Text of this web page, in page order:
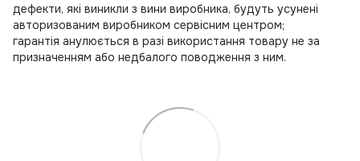
дефекти, які виникли з вини виробника, будуть усунені
авторизованим виробником сервісним центром;
гарантія анулюється в разі використання товару не за
призначенням або недбалого поводження з ним.